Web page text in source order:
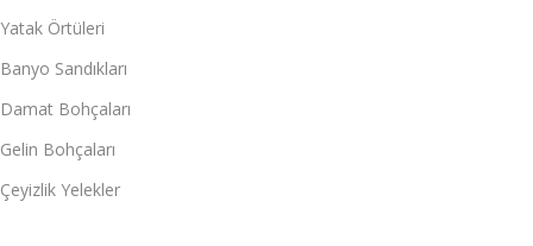
Yatak Örtüleri
Banyo Sandıkları
Damat Bohçaları
Gelin Bohçaları
Çeyizlik Yelekler